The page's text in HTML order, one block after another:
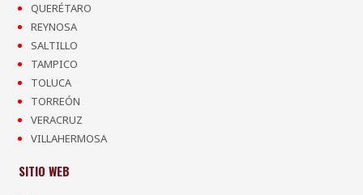
QUERÉTARO
REYNOSA
SALTILLO
TAMPICO
TOLUCA
TORREÓN
VERACRUZ
VILLAHERMOSA
SITIO WEB